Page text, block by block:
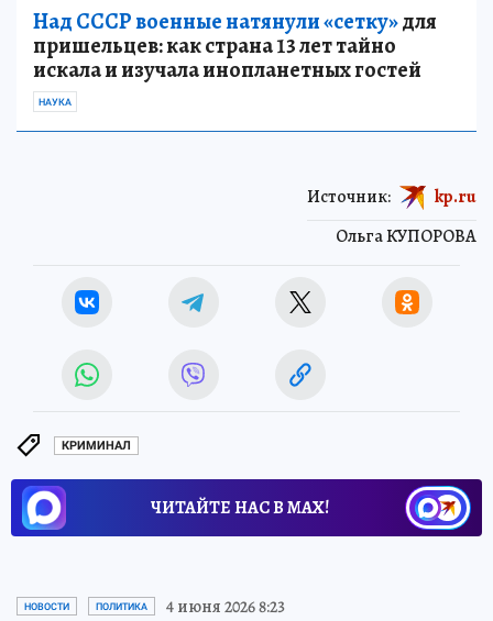
Над СССР военные натянули «сетку»для
пришельцев: как страна 13 лет тайно
искала и изучала инопланетных гостей
НАУКА
Ольга КУПОРОВА
Источник: kp.ru
КРИМИНАЛ
ЧИТАЙТЕ НАС В МАХ!
НОВОСТИ ПОЛИТИКА 4 июня 2026 8:23